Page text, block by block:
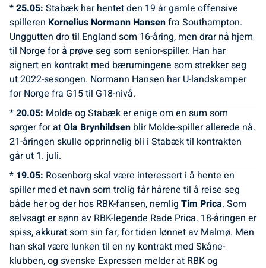
*25.05: Stabæk har hentet den 19 år gamle offensive
spilleren Kornelius Normann Hansenfra Southampton.
Unggutten dro til England som 16-åring, men drar nå hjem
til Norge for å prøve seg som senior-spiller. Han har
signert en kontrakt med bærumingene som strekker seg
ut 2022-sesongen. Normann Hansen har U-landskamper
for Norge fra G15 til G18-nivå.
*20.05: Molde og Stabæk er enige om en sum som
sørger for atOla Brynhildsen blir Molde-spiller allerede nå.
21-åringen skulle opprinnelig bli i Stabæk til kontrakten
går ut 1. juli.
* 19.05: Rosenborg skal være interessert i å hente en
spiller med et navn som trolig får hårene til å reise seg
både her og der hos RBK-fansen, nemlig Tim Prica. Som
selvsagt er sønn av RBK-legende Rade Prica. 18-åringen er
spiss, akkurat som sin far, for tiden lønnet av Malmø. Men
han skal være lunken til en ny kontrakt med Skåne-
klubben, og svenske Expressen melder at RBK og